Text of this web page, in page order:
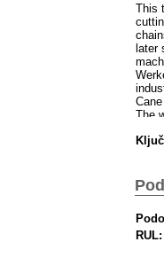
This
later
The
RUL: